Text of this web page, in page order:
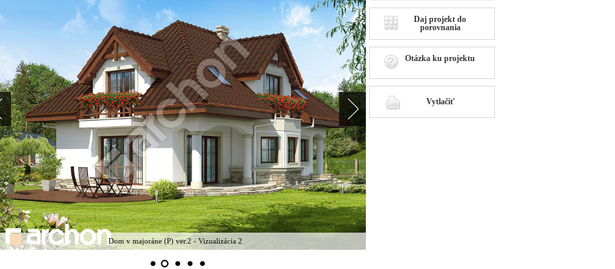
Dom v majoráne (P) ver.2 - Vizualizácia 2
Daj projekt do
porovnania
Otázka ku projektu
Vytlačiť